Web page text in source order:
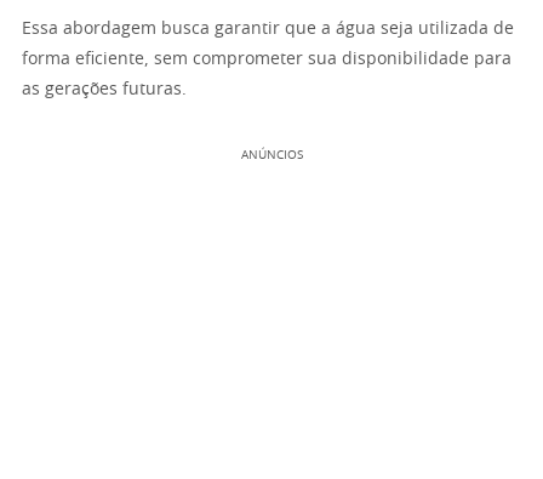
Essa abordagem busca garantir que a água seja utilizada de
forma eficiente, sem comprometer sua disponibilidade para
as gerações futuras.
ANÚNCIOS